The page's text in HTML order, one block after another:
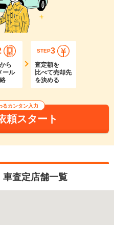
ら
ール
STEP3
査定額を
比べて売却先
を決める
るカンタン入力
頼スタート
査定店舗一覧